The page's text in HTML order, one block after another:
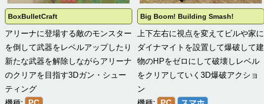
BoxBulletCraft
アリーナに登場する敵のモンスター
を倒して武器をレベルアップしたり
新たな武器を解除しながらアリーナ
のクリアを目指す3Dガン・シュー
ティング
Big Boom! Building Smash!
上下左右に視点を変えてビルや家に
ダイナマイトを設置して爆破して建
物のHPをゼロにして破壊しレベル
をクリアしていく3D爆破アクショ
ン